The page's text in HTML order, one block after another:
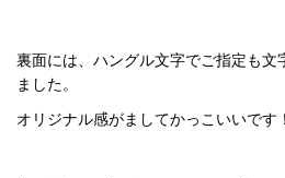
裏面には、ハングル文字でご指定も文
ました。
オリジナル感がましてかっこいいです！